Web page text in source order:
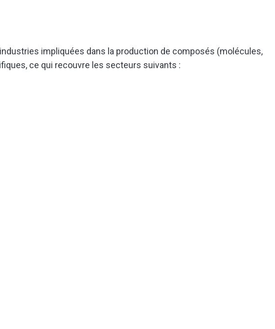
impliquées dans la production de composés (molécules,
ce qui recouvre les secteurs suivants :